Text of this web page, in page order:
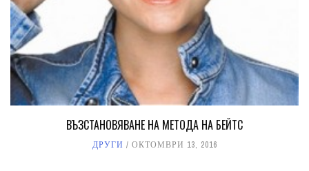
ВЪЗСТАНОВЯВАНЕ НА МЕТОДА НА БЕЙТС
ДРУГИ ОКТОМВРИ 13, 2016